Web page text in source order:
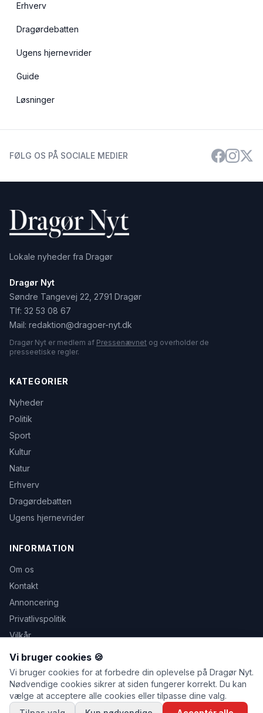
Erhverv
Dragørdebatten
Ugens hjernevrider
Guide
Løsninger
FØLG OS PÅ SOCIALE MEDIER
Lokale nyheder fra Dragør
Dragør Nyt
Søndre Tangevej 22, 2791 Dragør
Tlf: 32 53 08 67
Mail: redaktion@dragoer-nyt.dk
Dragør Nyt er medlem af Pressenævnet og overholder de
presseetiske regler.
KATEGORIER
Nyheder
Politik
Sport
Kultur
Natur
Erhverv
Dragørdebatten
Ugens hjernevrider
INFORMATION
Om os
Kontakt
Annoncering
Privatlivspolitik
Vilkår
Avis udeblevet
© 2026 Dragør Nyt. Alle rettigheder forbeholdes.
Vi bruger cookies 🍪
Vi bruger cookies for at forbedre din oplevelse på Dragør Nyt.
Nødvendige cookies sikrer at siden fungerer korrekt. Du kan
vælge at acceptere alle cookies eller tilpasse dine valg.